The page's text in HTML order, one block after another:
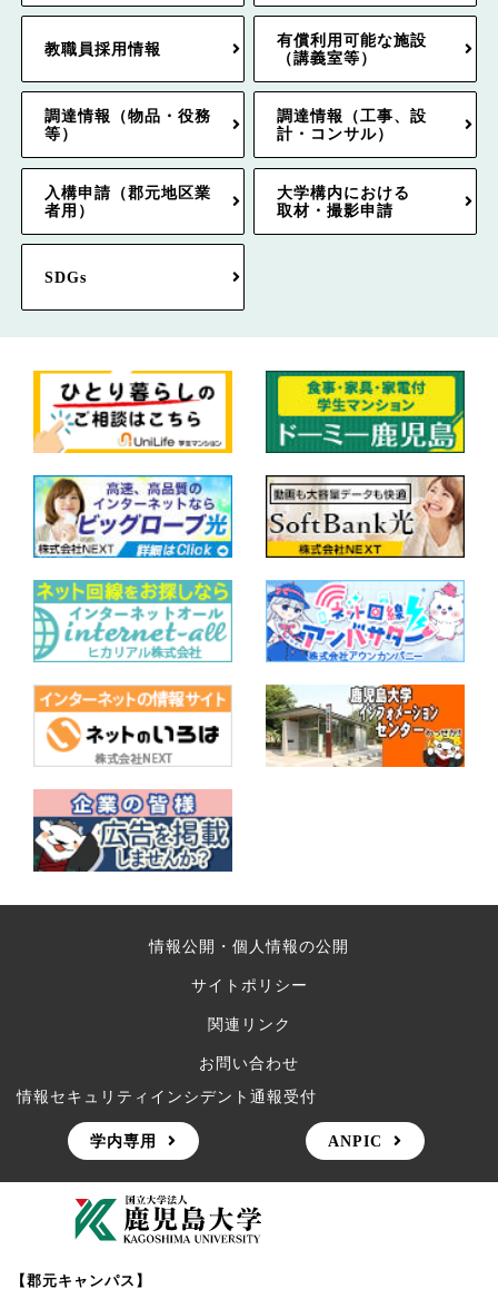
教職員採用情報
有償利用可能な施設
（講義室等）
調達情報（物品・役務
等）
調達情報（工事、設
計・コンサル）
入構申請（郡元地区業
者用）
大学構内における
取材・撮影申請
SDGs
情報公開・個人情報の公開
サイトポリシー
関連リンク
お問い合わせ
情報セキュリティインシデント通報受付
学内専用 ANPIC
【郡元キャンパス】